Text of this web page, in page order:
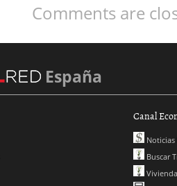
Comments are
España
Canal
Noticias
Buscar
Vivienda